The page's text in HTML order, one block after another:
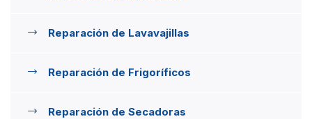
Reparación de Lavavajillas
Reparación de Frigoríficos
Reparación de Secadoras